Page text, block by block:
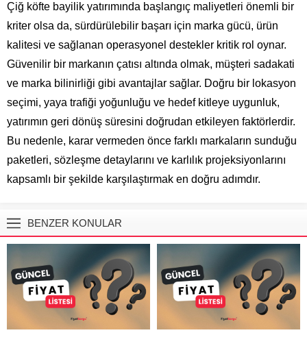
Çiğ köfte bayilik yatırımında başlangıç maliyetleri önemli bir
kriter olsa da, sürdürülebilir başarı için marka gücü, ürün
kalitesi ve sağlanan operasyonel destekler kritik rol oynar.
Güvenilir bir markanın çatısı altında olmak, müşteri sadakati
ve marka bilinirliği gibi avantajlar sağlar. Doğru bir lokasyon
seçimi, yaya trafiği yoğunluğu ve hedef kitleye uygunluk,
yatırımın geri dönüş süresini doğrudan etkileyen faktörlerdir.
Bu nedenle, karar vermeden önce farklı markaların sunduğu
paketleri, sözleşme detaylarını ve karlılık projeksiyonlarını
kapsamlı bir şekilde karşılaştırmak en doğru adımdır.
BENZER KONULAR